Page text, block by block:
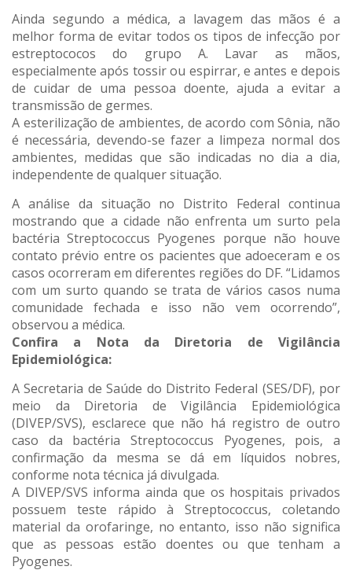
Ainda segundo a médica, a lavagem das mãos é a
melhor forma de evitar todos os tipos de infecção por
estreptococos do grupo A. Lavar as mãos,
especialmente após tossir ou espirrar, e antes e depois
de cuidar de uma pessoa doente, ajuda a evitar a
transmissão de germes.
A esterilização de ambientes, de acordo com Sônia, não
é necessária, devendo-se fazer a limpeza normal dos
ambientes, medidas que são indicadas no dia a dia,
independente de qualquer situação.
A análise da situação no Distrito Federal continua
mostrando que a cidade não enfrenta um surto pela
bactéria Streptococcus Pyogenes porque não houve
contato prévio entre os pacientes que adoeceram e os
casos ocorreram em diferentes regiões do DF. “Lidamos
com um surto quando se trata de vários casos numa
comunidade fechada e isso não vem ocorrendo”,
observou a médica.
Confira a Nota da Diretoria de Vigilância
Epidemiológica:
A Secretaria de Saúde do Distrito Federal (SES/DF), por
meio da Diretoria de Vigilância Epidemiológica
(DIVEP/SVS), esclarece que não há registro de outro
caso da bactéria Streptococcus Pyogenes, pois, a
confirmação da mesma se dá em líquidos nobres,
conforme nota técnica já divulgada.
A DIVEP/SVS informa ainda que os hospitais privados
possuem teste rápido à Streptococcus, coletando
material da orofaringe, no entanto, isso não significa
que as pessoas estão doentes ou que tenham a
Pyogenes.